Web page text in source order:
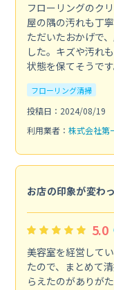
フローリングのク
屋の隅の汚れも丁
ただいたおかげで
した。キズや汚れ
状態を保てそうです
フローリング清掃
投稿日：2024/08/19
利用業者： 株式会社第
お店の印象が変わ
5.0
美容室を経営して
たので、まとめて
らえたのがありが